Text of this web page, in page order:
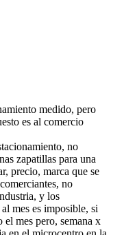
medido, pero
es al comercio
no
zapatillas para una
precio, marca que se
no
y los
mes es imposible, si
el mes pero, semana x